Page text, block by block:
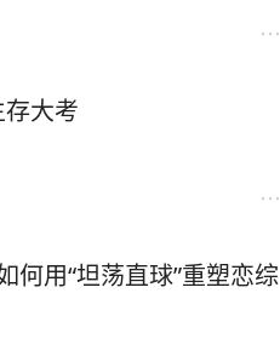
大考
何用“坦荡直球”重塑恋综